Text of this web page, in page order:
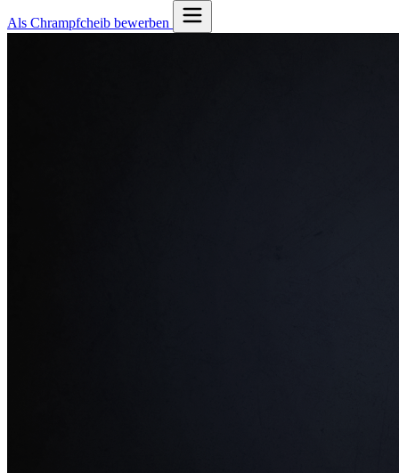
Als Chrampfcheib bewerben